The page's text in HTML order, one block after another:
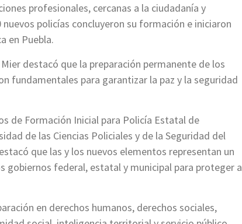
profesionales, cercanas a la ciudadanía y
policías concluyeron su formación e iniciaron
en Puebla.
destacó que la preparación permanente de los
fundamentales para garantizar la paz y la seguridad
de Formación Inicial para Policía Estatal de
de las Ciencias Policiales y de la Seguridad del
que las y los nuevos elementos representan un
gobiernos federal, estatal y municipal para proteger a
en derechos humanos, derechos sociales,